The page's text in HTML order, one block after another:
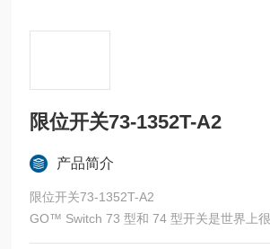
限位开关73-1352T-A2
产品简介
限位开关73-1352T-A2
GO™ Switch 73 型和 74 型开关是世界上很
关，其不含外部运动部件，无弹簧或凸轮